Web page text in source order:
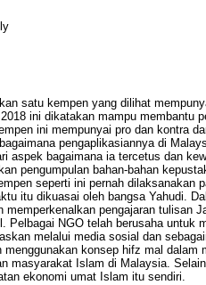
satu kempen yang dilihat
ini dikatakan mampu membantu
ini mempunyai pro dan kontra
pengaplikasiannya di
aspek bagaimana ia tercetus dan
pengumpulan bahan-bahan
seperti ini pernah dilaksanakan
itu dikuasai oleh bangsa Yahudi.
pengajaran tulisan
Pelbagai NGO telah berusaha untuk
melalui media sosial dan
konsep hifz mal
masyarakat Islam di Malaysia.
ekonomi umat Islam itu sendiri.